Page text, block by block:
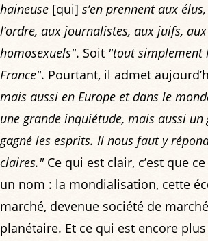
haineuse [qui] s’en prennent aux
l’ordre, aux journalistes, aux juifs,
homosexuels". Soit "tout simplement
France". Pourtant, il admet
mais aussi en Europe et dans le
une grande inquiétude, mais aussi
gagné les esprits. Il nous faut y
claires."Ce qui est clair, c’est que
un nom : la mondialisation, cette
marché, devenue société de
planétaire. Et ce qui est encore plus